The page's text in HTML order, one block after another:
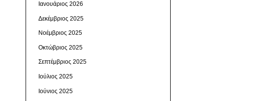
Ιανουάριος 2026
Δεκέμβριος 2025
Νοέμβριος 2025
Οκτώβριος 2025
Σεπτέμβριος 2025
Ιούλιος 2025
Ιούνιος 2025